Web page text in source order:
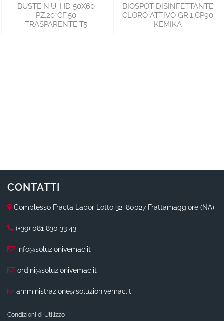
BUSTE N.U. HD 50X60
PZ.20*CF.50
TRASPARENTE T5
BIOSPOT DISINFETTANTE
CLORO ATTIVO GR.1 CP90
KEMIKA
CONTATTI
Complesso Fracta Labor Lotto 32, 80027 Frattamaggiore (NA)
(+39) 081 830 33 43
info@soluzionivemac.it
ordini@soluzionivemac.it
amministrazione@soluzionivemac.it
Condizioni di Utilizzo